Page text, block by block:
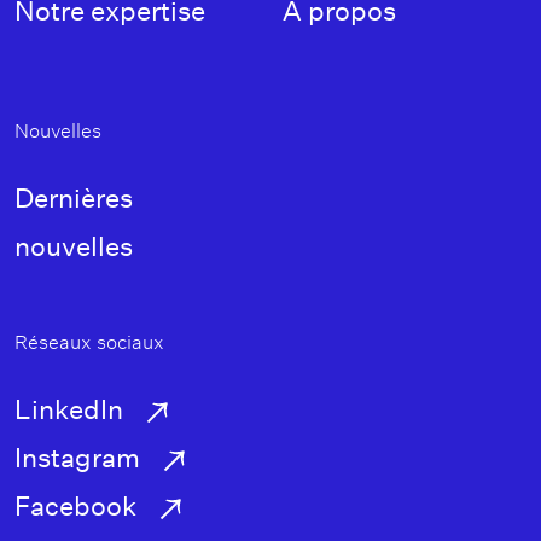
page
Notre expertise À propos
Nouvelles
Dernières
nouvelles
Réseaux sociaux
LinkedIn
Instagram
Facebook